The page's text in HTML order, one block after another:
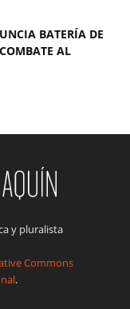
BATERÍA DE
AL
y pluralista
Commons
.